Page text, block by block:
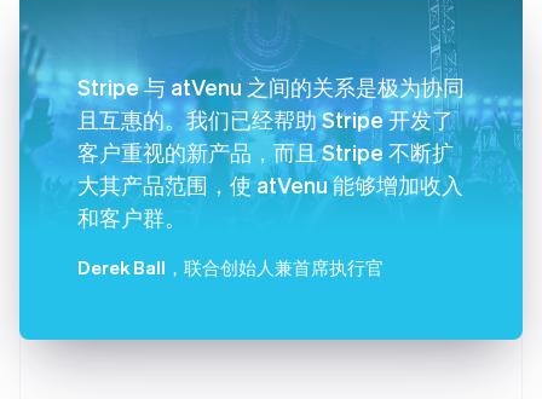
Stripe 与 atVenu 之间的关系是极为协同
且互惠的。我们已经帮助 Stripe 开发了
客户重视的新产品，而且 Stripe 不断扩
大其产品范围，使 atVenu 能够增加收入
和客户群。
Derek Ball ，联合创始人兼首席执行官